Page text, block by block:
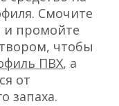
Смочите
и промойте
чтобы
ПВХ, а
от
запаха.